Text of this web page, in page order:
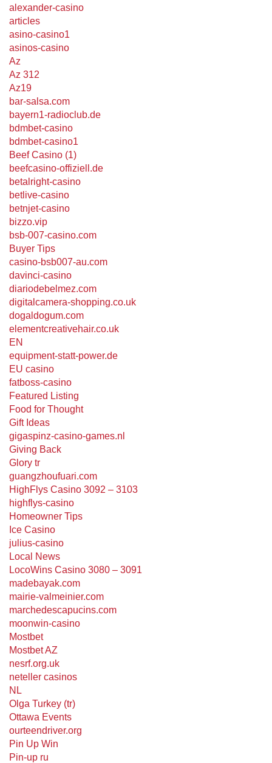
alexander-casino
articles
asino-casino1
asinos-casino
Az
Az 312
Az19
bar-salsa.com
bayern1-radioclub.de
bdmbet-casino
bdmbet-casino1
Beef Casino (1)
beefcasino-offiziell.de
betalright-casino
betlive-casino
betnjet-casino
bizzo.vip
bsb-007-casino.com
Buyer Tips
casino-bsb007-au.com
davinci-casino
diariodebelmez.com
digitalcamera-shopping.co.uk
dogaldogum.com
elementcreativehair.co.uk
EN
equipment-statt-power.de
EU casino
fatboss-casino
Featured Listing
Food for Thought
Gift Ideas
gigaspinz-casino-games.nl
Giving Back
Glory tr
guangzhoufuari.com
HighFlys Casino 3092 – 3103
highflys-casino
Homeowner Tips
Ice Casino
julius-casino
Local News
LocoWins Casino 3080 – 3091
madebayak.com
mairie-valmeinier.com
marchedescapucins.com
moonwin-casino
Mostbet
Mostbet AZ
nesrf.org.uk
neteller casinos
NL
Olga Turkey (tr)
Ottawa Events
ourteendriver.org
Pin Up Win
Pin-up ru